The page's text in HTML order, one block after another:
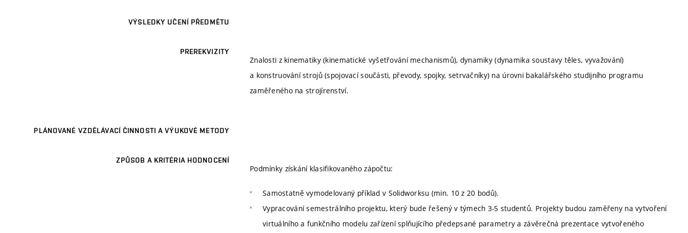
VÝSLEDKY UČENÍ PŘEDMĚTU
PREREKVIZITY
Znalosti z kinematiky (kinematické vyšetřování mechanismů), dynamiky (dynamika soustavy těles, vyvažování)
a konstruování strojů (spojovací součásti, převody, spojky, setrvačníky) na úrovni bakalářského studijního programu
zaměřeného na strojírenství.
PLÁNOVANÉ VZDĚLÁVACÍ ČINNOSTI A VÝUKOVÉ METODY
ZPŮSOB A KRITÉRIA HODNOCENÍ
Podmínky získání klasifikovaného zápočtu:
Samostatně vymodelovaný příklad v Solidworksu (min. 10 z 20 bodů).
Vypracování semestrálního projektu, který bude řešený v týmech 3-5 studentů. Projekty budou zaměřeny na vytvoření
virtuálního a funkčního modelu zařízení splňujícího předepsané parametry a závěrečná prezentace vytvořeného